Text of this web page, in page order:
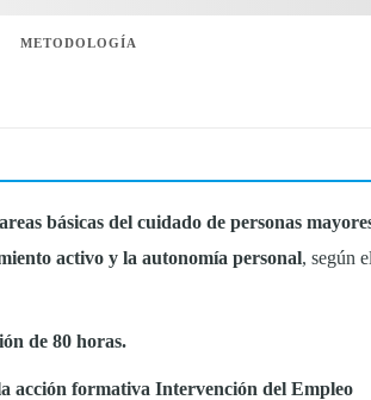
METODOLOGÍA
básicas del cuidado de personas
activo y la autonomía personal, según el
de 80 horas.
acción formativa Intervención del Empleo